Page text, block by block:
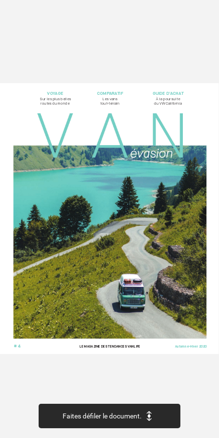
LE MAGAZINE DES TENDANCES VANLIFE
# 4 Automne-Hiver 2020
VOYAGE
Sur les plus belles
routes du monde
GUIDE D’ACHAT
À la poursuite
du VW California
COMPARATIF
Les vans
tout-terrain
Faites défiler le document.